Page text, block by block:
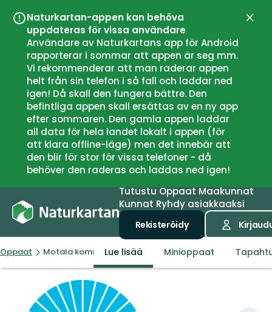
Naturkartan-appen kan behöva
uppdateras för vissa användare
Användare av Naturkartans app för Android
rapporterar i sommar att appen är seg mm.
Vi rekommenderar att man raderar appen
helt från sin telefon i så fall och laddar ned
igen! Då skall den fungera bättre. Den
befintliga appen skall ersättas av en ny app
efter sommaren. Den gamla appen laddar
all data för hela landet lokalt i appen (för
att klara offline-läge) men det innebär att
den blir för stor för vissa telefoner - då
behöver den raderas och laddas ned igen!
Sulje
TutustuOppaatMaakunnat
Kunnat Ryhdy asiakkaaksi
Rekisteröidy
Oppaat Motala kommunLue lisää Minioppaat